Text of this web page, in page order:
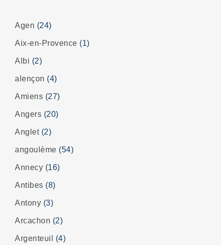
Agen (24)
Aix-en-Provence (1)
Albi (2)
alençon (4)
Amiens (27)
Angers (20)
Anglet (2)
angoulème (54)
Annecy (16)
Antibes (8)
Antony (3)
Arcachon (2)
Argenteuil (4)